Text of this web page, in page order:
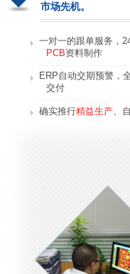
航拍无人机线路板
智能Wifi线路板
市场先机。
一对一的跟单服务，
PCB资料制作
ERP自动交期预警，
交付
确实推行精益生产、